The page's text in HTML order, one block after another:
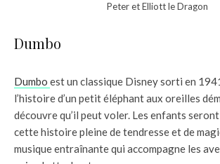
Peter et Elliott le Dragon
Dumbo
Dumbo est un classique Disney sorti en
l’histoire d’un petit éléphant aux oreilles
découvre qu’il peut voler. Les enfants
cette histoire pleine de tendresse et de
musique entraînante qui accompagne les